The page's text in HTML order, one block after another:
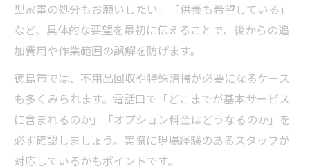
安心できる遺品整理は電話の対応力がカギ
トラブル回避のための遺品整理ガイド
遺品整理の電話依頼で多いトラブル事例と
対策
電話で注意したい遺品整理の追加費用リス
ク
遺品整理を電話相談で失敗しないための工
型家電の処分もお願いしたい」「供養も希望している」
など、具体的な要望を最初に伝えることで、後からの追
加費用や作業範囲の誤解を防げます。
徳島市では、不用品回収や特殊清掃が必要になるケース
も多くみられます。電話口で「どこまでが基本サービス
に含まれるのか」「オプション料金はどうなるのか」を
必ず確認しましょう。実際に現場経験のあるスタッフが
対応しているかもポイントです。